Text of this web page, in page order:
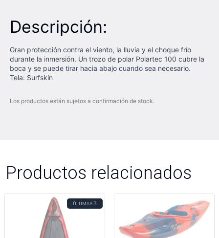
Descripción:
Gran protección contra el viento, la lluvia y el choque frío
durante la inmersión. Un trozo de polar Polartec 100 cubre la
boca y se puede tirar hacia abajo cuando sea necesario.
Tela: Surfskin
Los productos están sujetos a confirmación de stock.
Productos relacionados
ÚLTIMAS3